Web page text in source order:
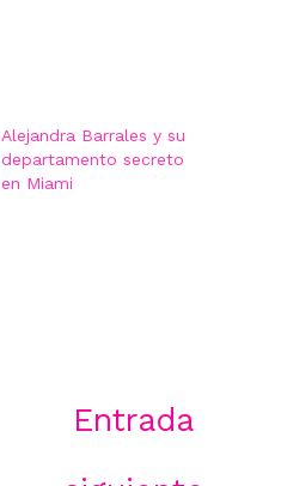
Alejandra Barrales y su
departamento secreto
en Miami
Entrada